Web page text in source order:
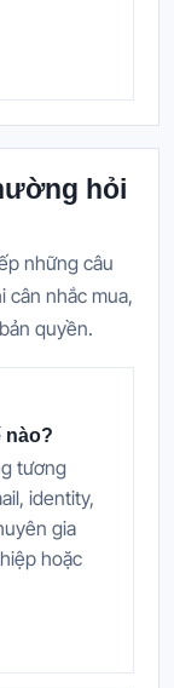
hỏi
những câu
cân nhắc mua,
quyền.
nào?
tương
identity,
gia
hoặc